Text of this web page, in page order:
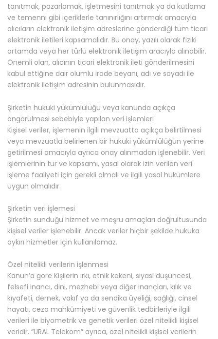
tanıtmak, pazarlamak, işletmesini tanıtmak ya da kutlama
ve temenni gibi içeriklerle tanınırlığını artırmak amacıyla
alıcıların elektronik iletişim adreslerine gönderdiği tüm ticari
elektronik iletileri kapsamalıdır. Bu onay, yazılı olarak fiziki
ortamda veya her türlü elektronik iletişim aracıyla alınabilir.
Önemli olan, alıcının ticari elektronik ileti gönderilmesini
kabul ettiğine dair olumlu irade beyanı, adı ve soyadı ile
elektronik iletişim adresinin bulunmasıdır.
Şirketin hukuki yükümlülüğü veya kanunda açıkça
öngörülmesi sebebiyle yapılan veri işlemleri
Kişisel veriler, işlemenin ilgili mevzuatta açıkça belirtilmesi
veya mevzuatla belirlenen bir hukuki yükümlülüğün yerine
getirilmesi amacıyla ayrıca onay alınmadan işlenebilir. Veri
işlemlerinin tür ve kapsamı, yasal olarak izin verilen veri
işleme faaliyeti için gerekli olmalı ve ilgili yasal hükümlere
uygun olmalıdır.
Şirketin veri işlemesi
Şirketin sunduğu hizmet ve meşru amaçları doğrultusunda
kişisel veriler işlenebilir. Ancak veriler hiçbir şekilde hukuka
aykırı hizmetler için kullanılamaz.
Özel nitelikli verilerin işlenmesi
Kanun’a göre Kişilerin ırkı, etnik kökeni, siyasi düşüncesi,
felsefi inancı, dini, mezhebi veya diğer inançları, kılık ve
kıyafeti, dernek, vakıf ya da sendika üyeliği, sağlığı, cinsel
hayatı, ceza mahkûmiyeti ve güvenlik tedbirleriyle ilgili
verileri ile biyometrik ve genetik verileri özel nitelikli kişisel
veridir. “URAL Telekom” ayrıca, özel nitelikli kişisel verilerin